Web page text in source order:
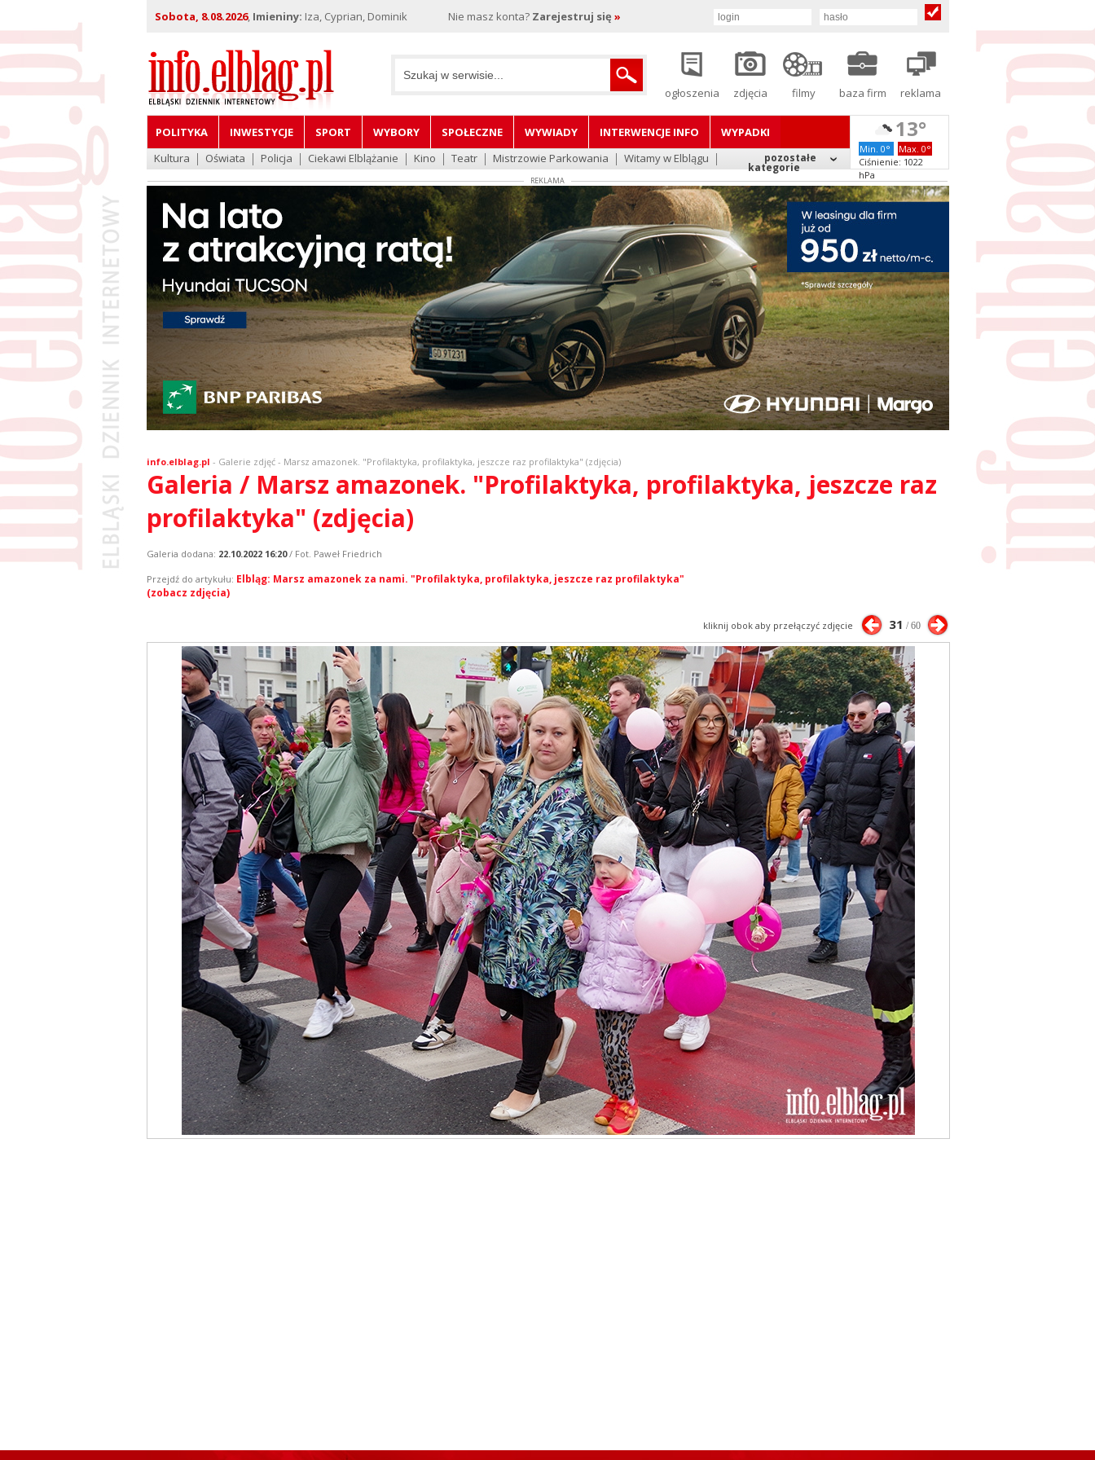
Sobota, 8.08.2026, Imieniny: Iza, Cyprian, Dominik Nie masz konta? Zarejestruj się »
ogłoszenia zdjęcia filmy baza firm reklama
POLITYKA INWESTYCJE SPORT WYBORY SPOŁECZNE WYWIADY INTERWENCJE INFO
WYPADKI
Kultura
Oświata Policja Ciekawi Elblążanie Kino Teatr Mistrzowie Parkowania Witamy w Elblągu pozostałe
kategorie
13°
Min. 0°
Max. 0°
Ciśnienie: 1022
hPa
REKLAMA
info.elblag.pl - Galerie zdjęć- Marsz amazonek. "Profilaktyka, profilaktyka, jeszcze raz profilaktyka" (zdjęcia)
Galeria / Marsz amazonek. "Profilaktyka, profilaktyka, jeszcze raz
profilaktyka" (zdjęcia)
Galeria dodana: 22.10.2022 16:20/ Fot. Paweł Friedrich
Przejdź do artykułu: Elbląg: Marsz amazonek za nami. "Profilaktyka, profilaktyka, jeszcze raz profilaktyka"
(zobacz zdjęcia)
kliknij obok aby przełączyć zdjęcie 31 / 60